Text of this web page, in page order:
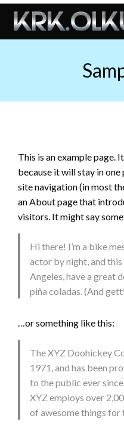
Skip
content
This is an example page.
because it will stay in
site navigation (in most
an About page that
visitors. It might say
Hi there! I’m a bike
actor by night, and
Angeles, have a great
piña coladas. (And
…or something like this:
The XYZ Doohickey
1971, and has been
to the public ever
XYZ employs over
of awesome things for